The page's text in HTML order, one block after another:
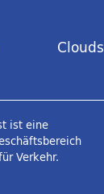
Clouds
ist eine
Verkehr.